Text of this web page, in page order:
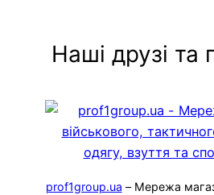
Наші друзі та
prof1group.ua – Мережа